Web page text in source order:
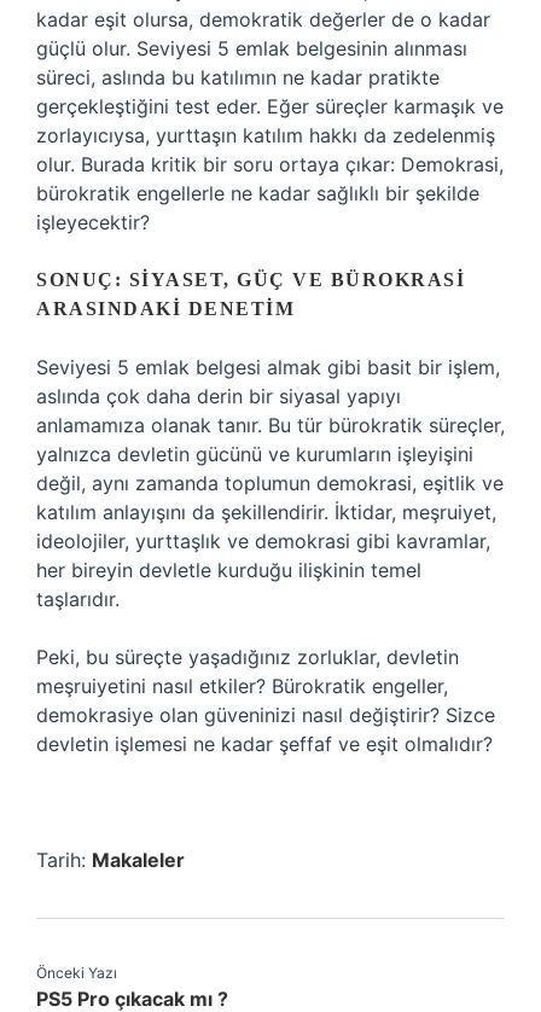
kadar eşit olursa, demokratik değerler de o kadar
güçlü olur. Seviyesi 5 emlak belgesinin alınması
süreci, aslında bu katılımın ne kadar pratikte
gerçekleştiğini test eder. Eğer süreçler karmaşık ve
zorlayıcıysa, yurttaşın katılım hakkı da zedelenmiş
olur. Burada kritik bir soru ortaya çıkar: Demokrasi,
bürokratik engellerle ne kadar sağlıklı bir şekilde
işleyecektir?
SONUÇ: SIYASET, GÜÇ VE BÜROKRASI
ARASINDAKI DENETIM
Seviyesi 5 emlak belgesi almak gibi basit bir işlem,
aslında çok daha derin bir siyasal yapıyı
anlamamıza olanak tanır. Bu tür bürokratik süreçler,
yalnızca devletin gücünü ve kurumların işleyişini
değil, aynı zamanda toplumun demokrasi, eşitlik ve
katılım anlayışını da şekillendirir. İktidar, meşruiyet,
ideolojiler, yurttaşlık ve demokrasi gibi kavramlar,
her bireyin devletle kurduğu ilişkinin temel
taşlarıdır.
Peki, bu süreçte yaşadığınız zorluklar, devletin
meşruiyetini nasıl etkiler? Bürokratik engeller,
demokrasiye olan güveninizi nasıl değiştirir? Sizce
devletin işlemesi ne kadar şeffaf ve eşit olmalıdır?
Tarih: Makaleler
Önceki Yazı
PS5 Pro çıkacak mı ?